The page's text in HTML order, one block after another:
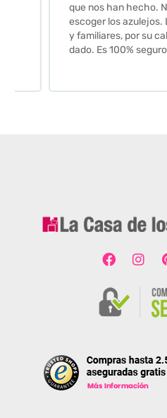
que nos han hecho. Nos
escoger los azulejos. Lo
y familiares, por su calidad
dado. Es 100% seguro y